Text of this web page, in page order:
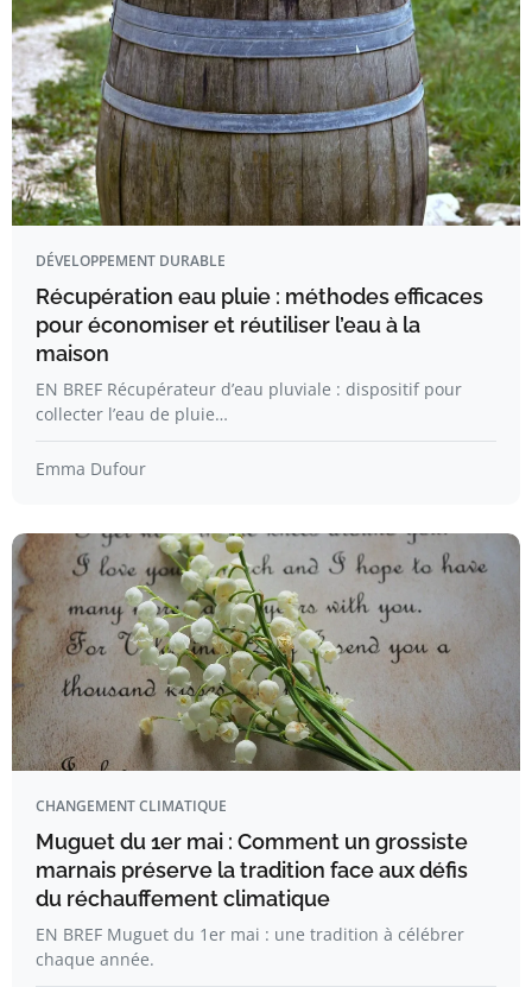
DÉVELOPPEMENT DURABLE
Récupération eau pluie : méthodes efficaces
pour économiser et réutiliser l’eau à la
maison
EN BREF Récupérateur d’eau pluviale : dispositif pour
collecter l’eau de pluie…
Emma Dufour
CHANGEMENT CLIMATIQUE
Muguet du 1er mai : Comment un grossiste
marnais préserve la tradition face aux défis
du réchauffement climatique
EN BREF Muguet du 1er mai : une tradition à célébrer
chaque année.